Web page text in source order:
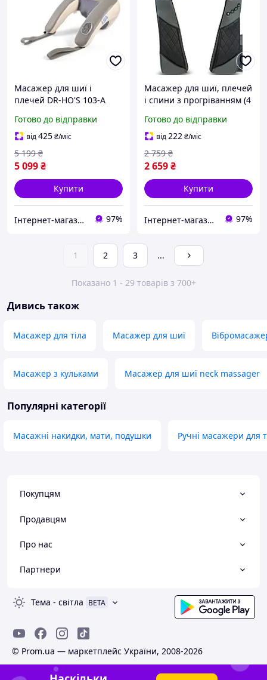
Масажер для шиї і
плечей DR-HO'S 103-А
прогріванням
Готово до відправки
від425₴/міс
5 099₴
5 199 ₴
Купити
Інтернет-магазин Ітакшоп 97%
Масажер для шиї, плечей
і спини з прогріванням (4
Готово до відправки
від222₴/міс
2 659₴
2 759 ₴
Купити
Інтернет-магазин Ітакшоп 97%
1 2 3 ...
Показано 1 - 29 товарів з 700+
Дивись також
Масажер для тіла Масажер для шиї
Масажер з кульками Масажер для шиї neck massager
Популярні категорії
Масажні накидки, мати, подушки Ручні масажери для
Покупцям
Продавцям
Про нас
Партнери
Тема - світла BETA
© Prom.ua — маркетплейс України, 2008-2026